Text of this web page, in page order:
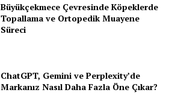
Büyükçekmece Çevresinde Köpeklerde
Topallama ve Ortopedik Muayene
Süreci
ChatGPT, Gemini ve Perplexity’de
Markanız Nasıl Daha Fazla Öne Çıkar?